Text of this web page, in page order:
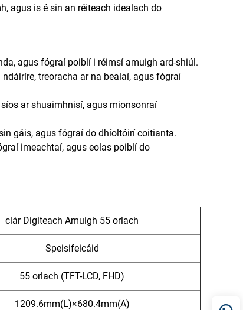
agus is é sin an réiteach idealach do
agus fógraí poiblí i réimsí amuigh ard-shiúl.
treoracha ar na bealaí, agus fógraí
ar shuaimhnisí, agus mionsonraí
gáis, agus fógraí do dhíoltóirí coitianta.
imeachtaí, agus eolas poiblí do
clár Digiteach Amuigh 55 orlach
Speisifeicáid
55 orlach (TFT-LCD, FHD)
1209.6mm(L)×680.4mm(A)